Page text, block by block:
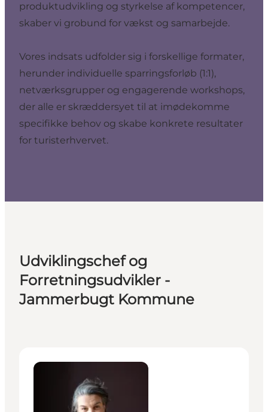
produktudvikling og styrkelse af kompetencer,
skaber vi grobund for vækst og samarbejde.
Vores indsats udfolder sig i forskellige formater,
herunder individuelle sparringsforløb (1:1),
netværksgrupper og engagerende workshops,
der alle er skræddersyet til at imødekomme
specifikke behov og skabe konkrete resultater
for turisterhvervet.
Udviklingschef og
Forretningsudvikler -
Jammerbugt Kommune